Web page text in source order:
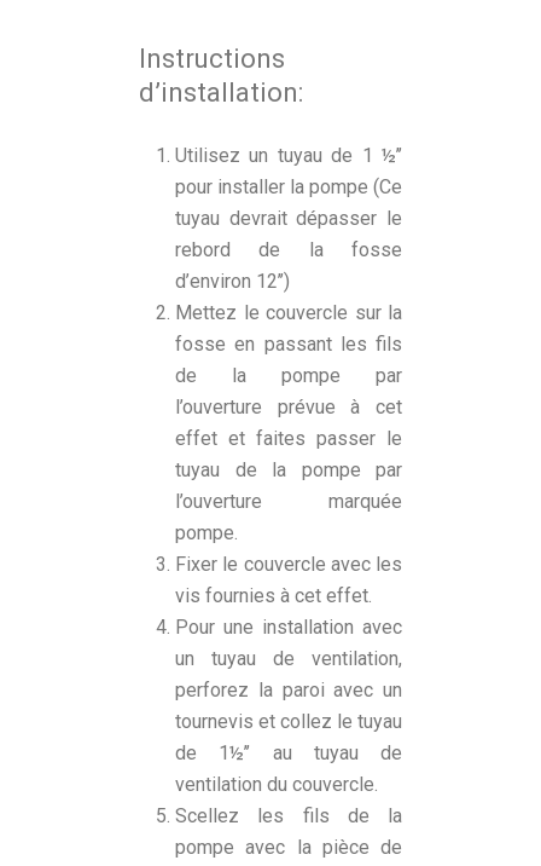
Instructions
d’installation:
Utilisez un tuyau de 1 ½’’
pour installer la pompe (Ce
tuyau devrait dépasser le
rebord de la fosse
d’environ 12’’)
Mettez le couvercle sur la
fosse en passant les fils
de la pompe par
l’ouverture prévue à cet
effet et faites passer le
tuyau de la pompe par
l’ouverture marquée
pompe.
Fixer le couvercle avec les
vis fournies à cet effet.
Pour une installation avec
un tuyau de ventilation,
perforez la paroi avec un
tournevis et collez le tuyau
de 1½’’ au tuyau de
ventilation du couvercle.
Scellez les fils de la
pompe avec la pièce de